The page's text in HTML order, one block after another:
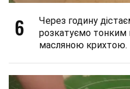
6
Через годину
розкатуємо
масляною крихтою.